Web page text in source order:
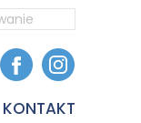
KONTAKT